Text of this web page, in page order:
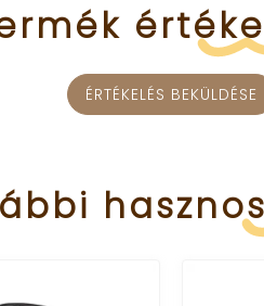
ÉRTÉKELÉS BEKÜLDÉSE
hasznos